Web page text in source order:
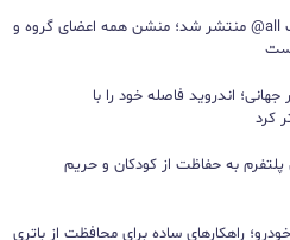
آپدیت جدید واتس‌اپ با قابلیت all@ منتشر شد؛ منشن همه اعضای گروه و
اندروید فاصله خود را با
کرد
پلتفرم به حفاظت از کودکان و حریم
راهکارهای ساده برای محافظت از باتری